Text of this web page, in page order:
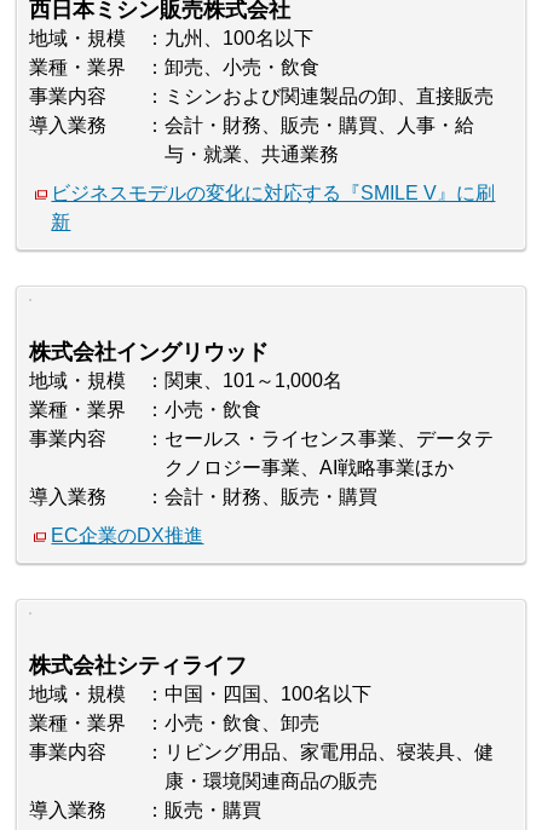
西日本ミシン販売株式会社
地域・規模
九州、100名以下
業種・業界
卸売、小売・飲食
事業内容
ミシンおよび関連製品の卸、直接販売
導入業務
会計・財務、販売・購買、人事・給
与・就業、共通業務
ビジネスモデルの変化に対応する『SMILE V』に刷
新
株式会社イングリウッド
地域・規模
関東、101～1,000名
業種・業界
小売・飲食
事業内容
セールス・ライセンス事業、データテ
クノロジー事業、AI戦略事業ほか
導入業務
会計・財務、販売・購買
EC企業のDX推進
株式会社シティライフ
地域・規模
中国・四国、100名以下
業種・業界
小売・飲食、卸売
事業内容
リビング用品、家電用品、寝装具、健
康・環境関連商品の販売
導入業務
販売・購買